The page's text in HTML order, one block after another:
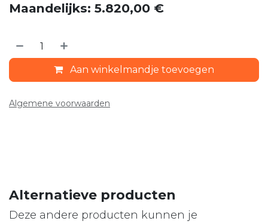
Maandelijks: 5.820,00 €
Aan winkelmandje toevoegen
Algemene voorwaarden
Alternatieve producten
Deze andere producten kunnen je